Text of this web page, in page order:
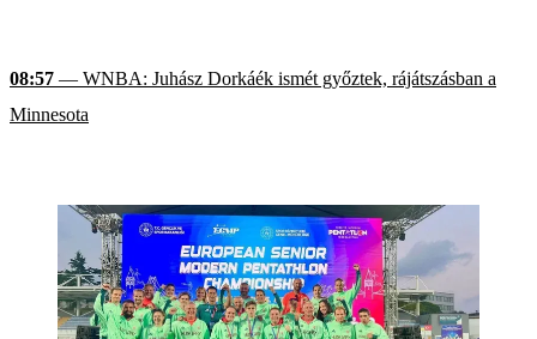
08:57 — WNBA: Juhász Dorkáék ismét győztek, rájátszásban a
Minnesota